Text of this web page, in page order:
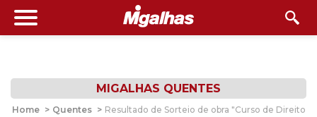
MIGALHAS QUENTES
Home > Quentes > Resultado de Sorteio de obra "Curso de Direito